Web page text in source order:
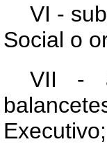
VI -
Social o
VII -
Executivo;